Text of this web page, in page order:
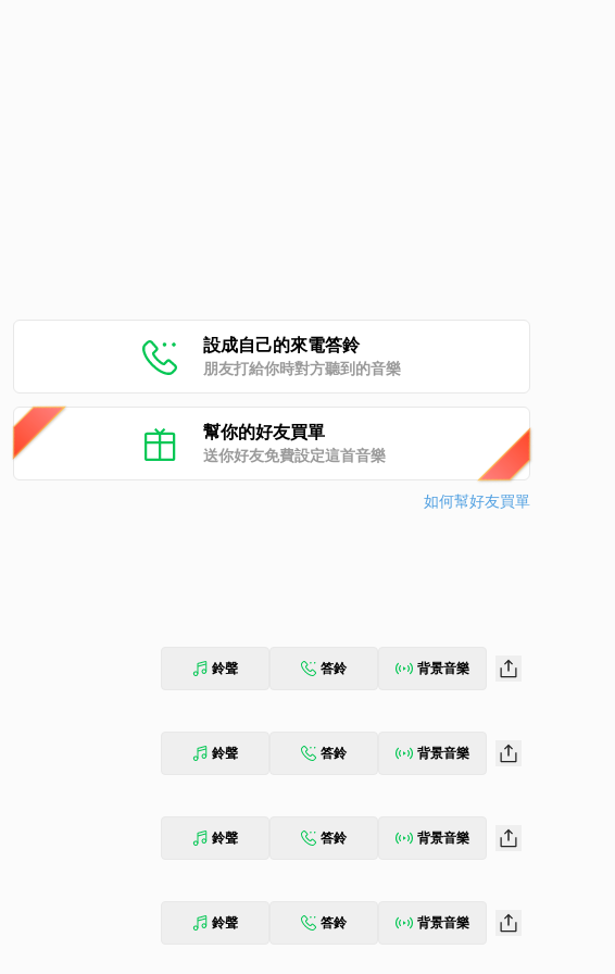
設成自己的來電答鈴
朋友打給你時對方聽到的音樂
幫你的好友買單
送你好友免費設定這首音樂
如何幫好友買單
鈴聲 答鈴 背景音樂
鈴聲 答鈴 背景音樂
鈴聲 答鈴 背景音樂
鈴聲 答鈴 背景音樂